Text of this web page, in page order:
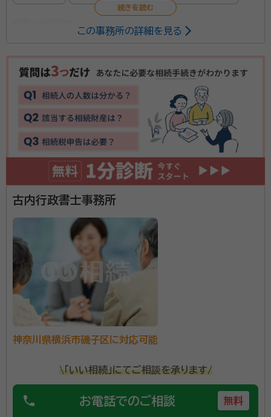
経歴： 神奈川県伊勢原市出身。1979年9月生まれ。専門学校卒業後、シ
ステム開発会社にて業務系システムの開発に従事。その後、大手会計事務
所でスタートアップ企業の上場支援に携わり、中堅会計事務所で相続・遺
言・信託分野を中心に経験を積む。2025年4月に行政書士として川崎市
多摩区にて独立開業。
はじめまして、HANAWA行政書士事務所 代表の内堀
敦史と申します。数ある事務所の中から、当事務所のペ
ージをご覧いただき、誠にありがとうございます。 相続
手続きは、人生で何度も経験するものではなく、多くの
方が「何から手をつければいいのか」「誰に相談すればい
いのか」と、大きな不安を抱えていらっしゃいます。 当事
務所は、そんなお客様の不安に寄り添い、安心へと導く
ことを最大の使命としております。 私は、専門学校卒業
後、システム開発会社で業務系システムの開発に携わり、
論理的な思考力と効率的な問題解決能力を養いました。
その後、大手会計事務所でスタートアップ企業の上場支
援を通じて、企業の成長を間近でサポートする経験を積
みました。そして、中堅会計事務所では、数多くのお客様
の相続・遺言・信託業務に深く関わり、手続きの煩雑さや
お客様が抱える心の葛藤を肌で感じてきました。 これら
細やかなサポートの重要性を強く認識しています。 「お
客様の不安が安心に変わる瞬間」こそが、私にとっての
資格等： 行政書士
この事務所の詳細を見る
古内行政書士事務所
神奈川県横浜市磯子区に対応可能
\「いい相続」にてご相談を承ります/
phone お電話でのご相談 無料